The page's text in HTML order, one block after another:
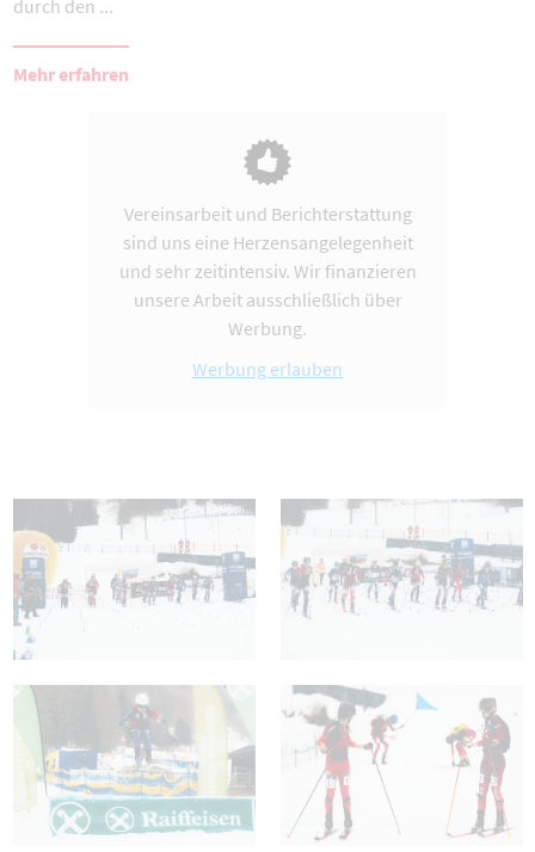
durch den ...
Mehr erfahren
Vereinsarbeit und Berichterstattung
sind uns eine Herzensangelegenheit
und sehr zeitintensiv. Wir finanzieren
unsere Arbeit ausschließlich über
Werbung.
Werbung erlauben